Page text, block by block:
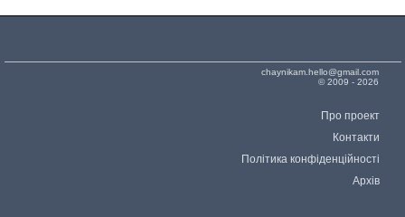
chaynikam.hello@gmail.com
© 2009 - 2026
Про проект
Контакти
Політика конфіденційності
Архів